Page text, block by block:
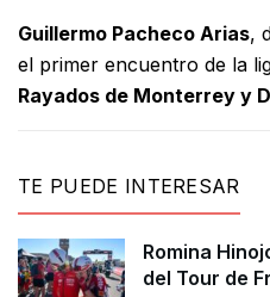
Guillermo Pacheco Arias,
el primer encuentro de la
Rayados de Monterrey y
TE PUEDE INTERESAR
Romina
del Tour de